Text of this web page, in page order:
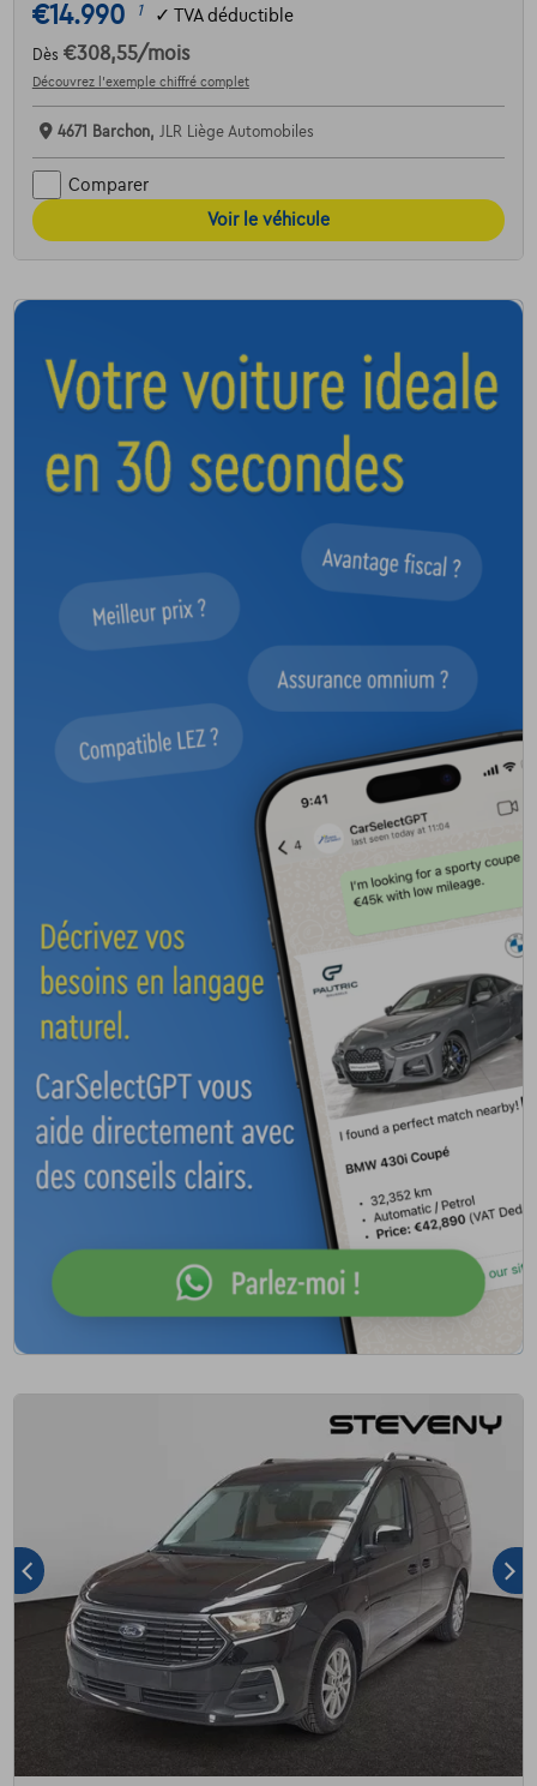
€14.990 1 ✓ TVA déductible
Dès €308,55/mois
Découvrez l’exemple chiffré complet
4671 Barchon, JLR Liège Automobiles
Comparer
Voir le véhicule